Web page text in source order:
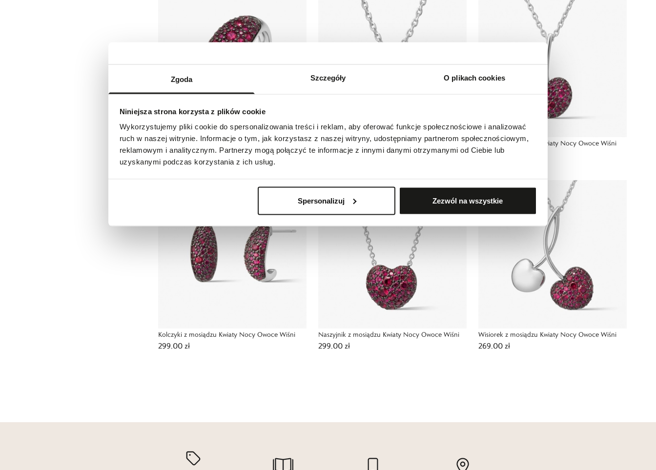
Zgoda Szczegóły O plikach cookies
Niniejsza strona korzysta z plików cookie
Wykorzystujemy pliki cookie do spersonalizowania treści i reklam, aby oferować funkcje społecznościowe i analizować
ruch w naszej witrynie. Informacje o tym, jak korzystasz z naszej witryny, udostępniamy partnerom społecznościowym,
reklamowym i analitycznym. Partnerzy mogą połączyć te informacje z innymi danymi otrzymanymi od Ciebie lub
uzyskanymi podczas korzystania z ich usług.
Spersonalizuj Zezwól na wszystkie
Pierścionek z mosiądzu Kwiaty Nocy Owoce Wiśni
259,00 zł
Wisiorek z mosiądzu Kwiaty Nocy Owoce Wiśni
129,00 zł
Wisiorek z mosiądzu Kwiaty Nocy Owoce Wiśni
199,00 zł
Kolczyki z mosiądzu Kwiaty Nocy Owoce Wiśni
299,00 zł
Naszyjnik z mosiądzu Kwiaty Nocy Owoce Wiśni
299,00 zł
Wisiorek z mosiądzu Kwiaty Nocy Owoce Wiśni
269,00 zł